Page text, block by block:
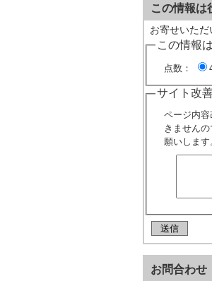
この情報は
お寄せいただ
この情報
点数：
サイト改
ページ内
きません
願いします
お問合わせ